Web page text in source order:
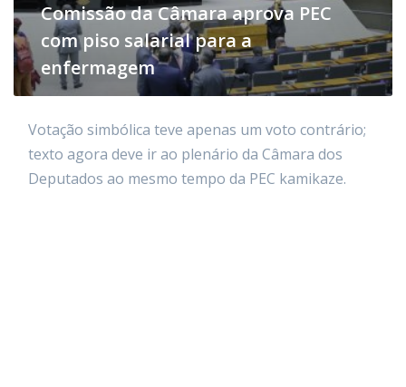
Comissão da Câmara aprova PEC
com piso salarial para a
enfermagem
Votação simbólica teve apenas um voto contrário;
texto agora deve ir ao plenário da Câmara dos
Deputados ao mesmo tempo da PEC kamikaze.